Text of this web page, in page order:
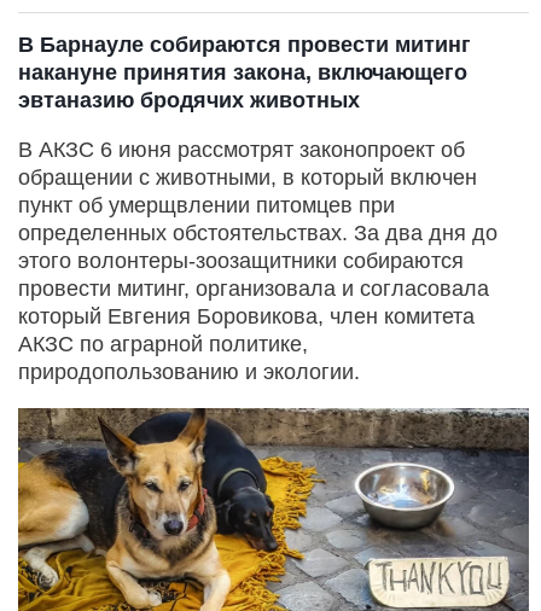
В Барнауле собираются провести митинг
накануне принятия закона, включающего
эвтаназию бродячих животных
В АКЗС 6 июня рассмотрят законопроект об
обращении с животными, в который включен
пункт об умерщвлении питомцев при
определенных обстоятельствах. За два дня до
этого волонтеры-зоозащитники собираются
провести митинг, организовала и согласовала
который Евгения Боровикова, член комитета
АКЗС по аграрной политике,
природопользованию и экологии.